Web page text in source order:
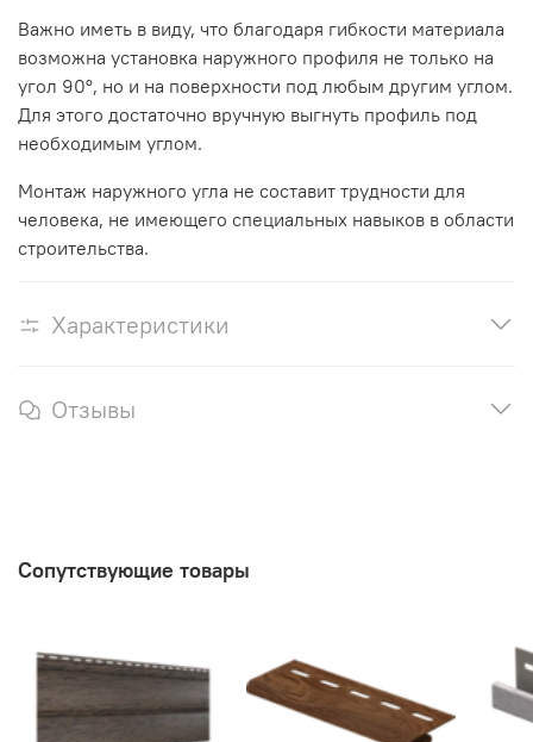
Важно иметь в виду, что благодаря гибкости материала
возможна установка наружного профиля не только на
угол 90°, но и на поверхности под любым другим углом.
Для этого достаточно вручную выгнуть профиль под
необходимым углом.
Монтаж наружного угла не составит трудности для
человека, не имеющего специальных навыков в области
строительства.
Характеристики
Отзывы
Сопутствующие товары